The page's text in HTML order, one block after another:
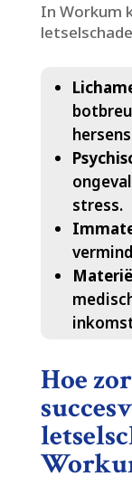
In Workum
stress.​
Hoe